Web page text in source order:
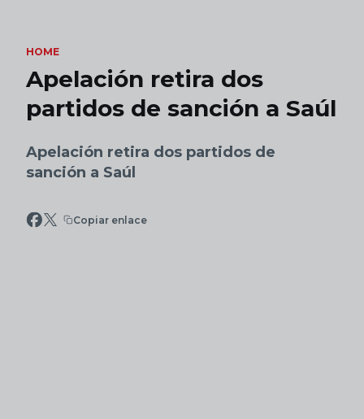
HOME
Apelación retira dos
partidos de sanción a Saúl
Apelación retira dos partidos de
sanción a Saúl
Copiar enlace